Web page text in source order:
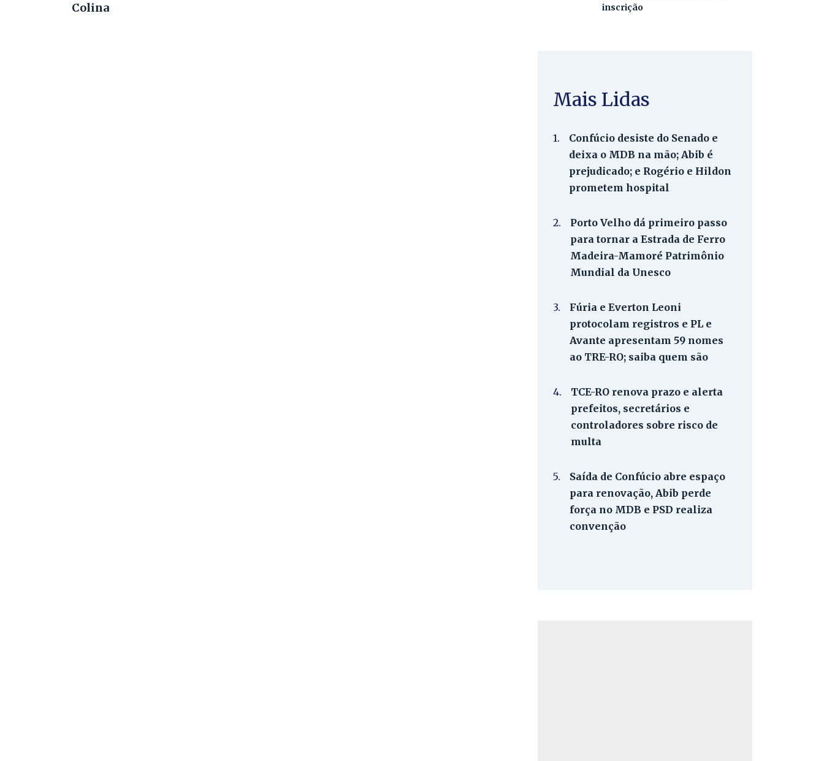
Colina
inscrição
Mais Lidas
1.
Confúcio desiste do Senado e
deixa o MDB na mão; Abib é
prejudicado; e Rogério e Hildon
prometem hospital
2.
Porto Velho dá primeiro passo
para tornar a Estrada de Ferro
Madeira-Mamoré Patrimônio
Mundial da Unesco
3.
Fúria e Everton Leoni
protocolam registros e PL e
Avante apresentam 59 nomes
ao TRE-RO; saiba quem são
4.
TCE-RO renova prazo e alerta
prefeitos, secretários e
controladores sobre risco de
multa
5.
Saída de Confúcio abre espaço
para renovação, Abib perde
força no MDB e PSD realiza
convenção